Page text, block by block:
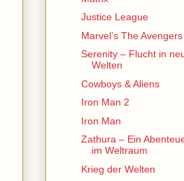
Justice League
Marvel’s The Avengers
Serenity – Flucht in
Welten
Cowboys & Aliens
Iron Man 2
Iron Man
Zathura – Ein
im Weltraum
Krieg der Welten